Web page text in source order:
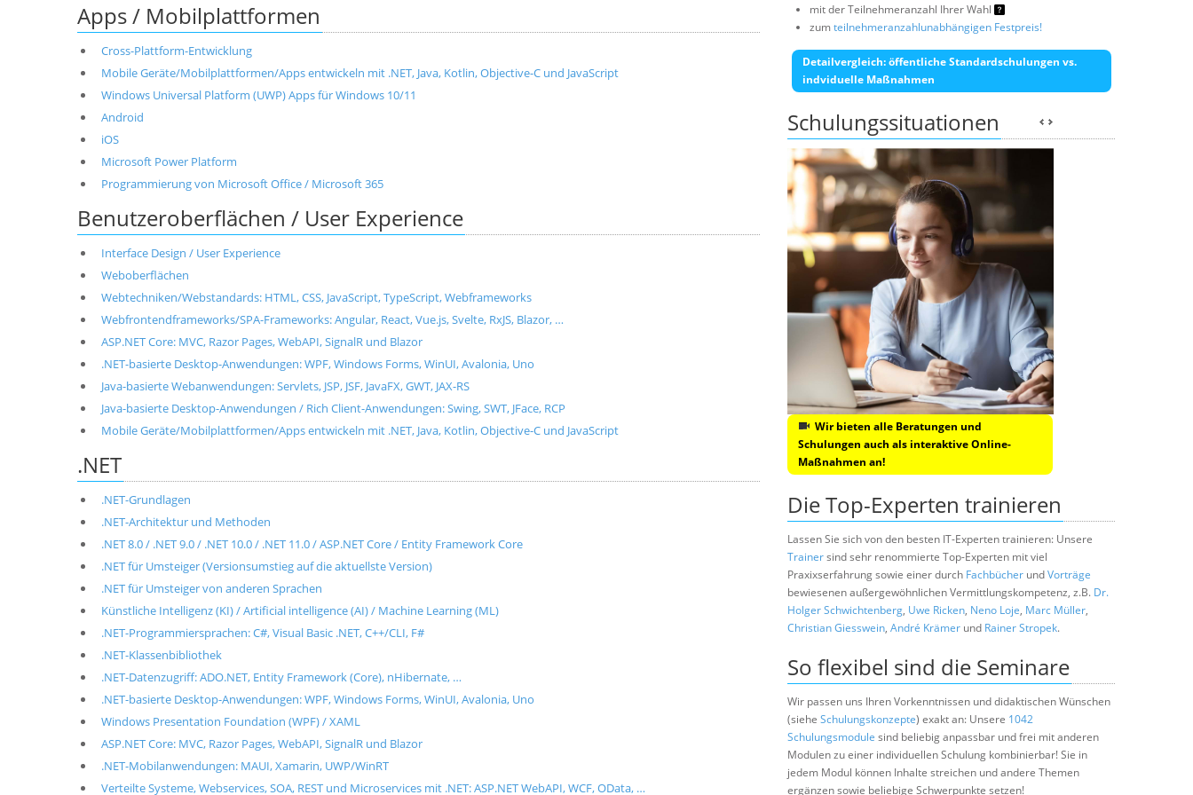
Apps / Mobilplattformen
Cross-Plattform-Entwicklung
Mobile Geräte/Mobilplattformen/Apps entwickeln mit .NET, Java, Kotlin, Objective-C und JavaScript
Windows Universal Platform (UWP) Apps für Windows 10/11
Android
iOS
Microsoft Power Platform
Programmierung von Microsoft Office / Microsoft 365
Benutzeroberflächen / User Experience
Interface Design / User Experience
Weboberflächen
Webtechniken/Webstandards: HTML, CSS, JavaScript, TypeScript, Webframeworks
Webfrontendframeworks/SPA-Frameworks: Angular, React, Vue.js, Svelte, RxJS, Blazor, …
ASP.NET Core: MVC, Razor Pages, WebAPI, SignalR und Blazor
.NET-basierte Desktop-Anwendungen: WPF, Windows Forms, WinUI, Avalonia, Uno
Java-basierte Webanwendungen: Servlets, JSP, JSF, JavaFX, GWT, JAX-RS
Java-basierte Desktop-Anwendungen / Rich Client-Anwendungen: Swing, SWT, JFace, RCP
Mobile Geräte/Mobilplattformen/Apps entwickeln mit .NET, Java, Kotlin, Objective-C und JavaScript
.NET
.NET-Grundlagen
.NET-Architektur und Methoden
.NET 8.0 / .NET 9.0 / .NET 10.0 / .NET 11.0 / ASP.NET Core / Entity Framework Core
.NET für Umsteiger (Versionsumstieg auf die aktuellste Version)
.NET für Umsteiger von anderen Sprachen
Künstliche Intelligenz (KI) / Artificial intelligence (AI) / Machine Learning (ML)
.NET-Programmiersprachen: C#, Visual Basic .NET, C++/CLI, F#
.NET-Klassenbibliothek
.NET-Datenzugriff: ADO.NET, Entity Framework (Core), nHibernate, …
.NET-basierte Desktop-Anwendungen: WPF, Windows Forms, WinUI, Avalonia, Uno
Windows Presentation Foundation (WPF) / XAML
ASP.NET Core: MVC, Razor Pages, WebAPI, SignalR und Blazor
.NET-Mobilanwendungen: MAUI, Xamarin, UWP/WinRT
Verteilte Systeme, Webservices, SOA, REST und Microservices mit .NET: ASP.NET WebAPI, WCF, OData, …
mit der Teilnehmeranzahl Ihrer Wahl
zumteilnehmeranzahlunabhängigen Festpreis!
Detailvergleich: öffentliche Standardschulungen vs.
indviduelle Maßnahmen
Schulungssituationen
Wir bieten alle Beratungen und
Schulungen auch als interaktive Online-
Maßnahmen an!
Die Top-Experten trainieren
Lassen Sie sich von den besten IT-Experten trainieren: Unsere
Trainersind sehr renommierte Top-Experten mit viel
Praxixserfahrung sowie einer durch Fachbücher undVorträge
bewiesenen außergewöhnlichen Vermittlungskompetenz, z.B. Dr.
Holger Schwichtenberg, Uwe Ricken, Neno Loje, Marc Müller,
Christian Giesswein, André Krämer und Rainer Stropek.
So flexibel sind die Seminare
Wir passen uns Ihren Vorkenntnissen und didaktischen Wünschen
(siehe Schulungskonzepte) exakt an: Unsere 1042
Schulungsmodule sind beliebig anpassbar und frei mit anderen
Modulen zu einer individuellen Schulung kombinierbar! Sie in
jedem Modul können Inhalte streichen und andere Themen
ergänzen sowie beliebige Schwerpunkte setzen!